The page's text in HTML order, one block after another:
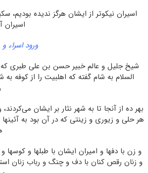
اسیران نیکوتر از ایشان هرگز ندیده بودیم،
ورود اسراء
شیخ جلیل و عالم خبیر حسن بن علی طبری
السلام به شام گفته که اهلبیت را از کوفه
بهر ده از آنجا تا به شهر نثار بر ایشان
هر حلی و زیوری و زینتی که در آن بود به
و زن با دفها و امیران ایشان با طبلها و کوسها
و زنان رقص کنان با دف و چنگ و رباب زنان